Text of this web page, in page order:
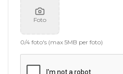
Foto
0/4 foto's (max 5MB per foto)